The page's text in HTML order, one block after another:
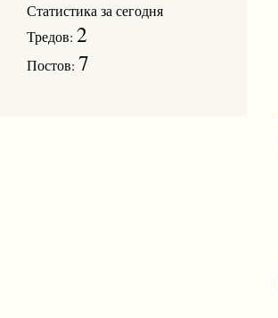
Статистика за сегодня
Тредов: 2
Постов: 7